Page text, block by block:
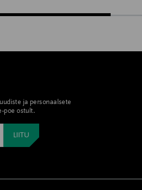
ja personaalsete
poe ostult.